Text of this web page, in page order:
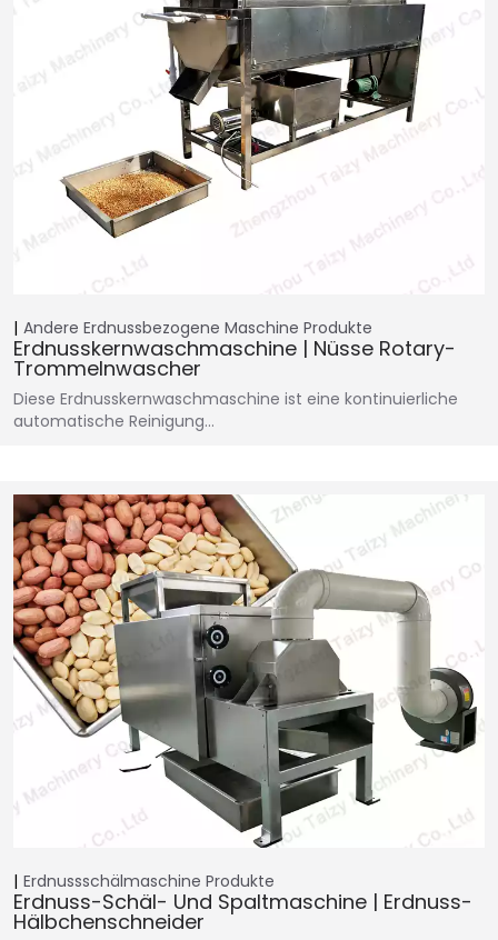
Andere Erdnussbezogene Maschine Produkte
Erdnusskernwaschmaschine | Nüsse Rotary-
Trommelnwascher
Diese Erdnusskernwaschmaschine ist eine kontinuierliche
automatische Reinigung…
Erdnussschälmaschine Produkte
Erdnuss-Schäl- Und Spaltmaschine | Erdnuss-
Hälbchenschneider